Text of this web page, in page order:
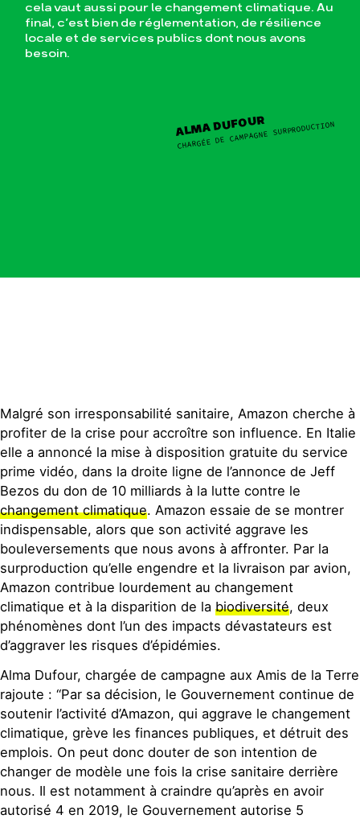
cela vaut aussi pour le changement climatique. Au
final, c’est bien de réglementation, de résilience
locale et de services publics dont nous avons
besoin.
ALMA DUFOUR
CHARGÉE DE CAMPAGNE SURPRODUCTION
Malgré son irresponsabilité sanitaire, Amazon cherche à
profiter de la crise pour accroître son influence. En Italie
elle a annoncé la mise à disposition gratuite du service
prime vidéo, dans la droite ligne de l’annonce de Jeff
Bezos du don de 10 milliards à la lutte contre le
changement climatique. Amazon essaie de se montrer
indispensable, alors que son activité aggrave les
bouleversements que nous avons à affronter. Par la
surproduction qu’elle engendre et la livraison par avion,
Amazon contribue lourdement au changement
climatique et à la disparition de la biodiversité, deux
phénomènes dont l’un des impacts dévastateurs est
d’aggraver les risques d’épidémies.
Alma Dufour, chargée de campagne aux Amis de la Terre
rajoute : “Par sa décision, le Gouvernement continue de
soutenir l’activité d’Amazon, qui aggrave le changement
climatique, grève les finances publiques, et détruit des
emplois. On peut donc douter de son intention de
changer de modèle une fois la crise sanitaire derrière
nous. Il est notamment à craindre qu’après en avoir
autorisé 4 en 2019, le Gouvernement autorise 5